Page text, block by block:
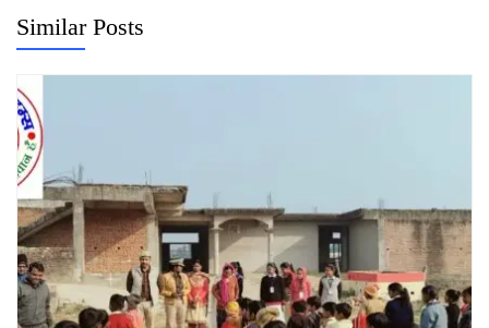
Similar Posts